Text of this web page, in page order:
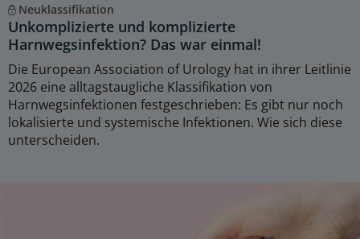
Neuklassifikation
Unkomplizierte und komplizierte
Harnwegsinfektion? Das war einmal!
Die European Association of Urology hat in ihrer Leitlinie
2026 eine alltagstaugliche Klassifikation von
Harnwegsinfektionen festgeschrieben: Es gibt nur noch
lokalisierte und systemische Infektionen. Wie sich diese
unterscheiden.